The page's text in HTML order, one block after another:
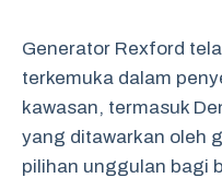
Generator Rexford
terkemuka dalam
kawasan, termasuk
yang ditawarkan oleh
pilihan unggulan bagi